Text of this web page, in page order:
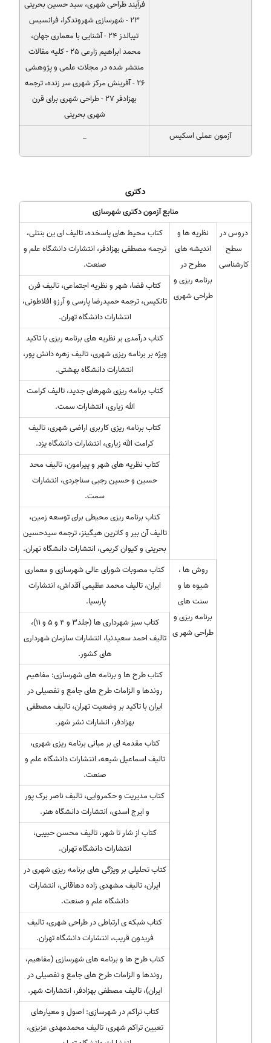
فرآیند طراحی شهری، سید حسین بحرینی
23 - شهرسازی شهروندگرا، فرانسیس
تیبالدز 24 - آشنایی با معماری جهان،
محمد ابراهیم زارعی 25 - كلیه مقالات
منتشر شده در مجلات علمی و پژوهشی
26 - آفرینش مركز شهری سر زنده، ترجمه
بهزادفر 27 - طراحی شهری برای قرن
شهری بحرینی
آزمون عملی اسکیس
_
دکتری
منابع آزمون دکتری شهرسازی
دروس در
سطح
کارشناسی
نظریه ها و
اندیشه های
مطرح در
برنامه ریزی و
طراحی شهری
کتاب محیط های پاسخده، تالیف ای ین بنتلی،
ترجمه مصطفی بهزادفر، انتشارات دانشگاه علم و
صنعت.
کتاب فضا، شهر و نظریه اجتماعی، تالیف فرن
تانکیس، ترجمه حمیدرضا پارسی و آرزو افلاطونی،
انتشارات دانشگاه تهران.
کتاب درآمدی بر نظریه های برنامه ریزی با تاکید
ویژه بر برنامه ریزی شهری، تالیف زهره دانش پور،
انتشارات دانشگاه بهشتی.
کتاب برنامه ریزی شهرهای جدید، تالیف کرامت
الله زیاری، انتشارات سمت.
کتاب برنامه ریزی کاربری اراضی شهری، تالیف
کرامت الله زیاری، انتشارات دانشگاه یزد.
کتاب نظریه های شهر و پیرامون، تالیف محد
حسین و حسین رجبی سناجردی، انتشارات
سمت.
کتاب برنامه ریزی محیطی برای توسعه زمین،
تالیف آن بیر و کاترین هیگینز، ترجمه سیدحسین
بحرینی و کیوان کریمی، انتشارات دانشگاه تهران.
روش ها ،
شیوه ها و
سنت های
برنامه ریزی و
طراحی شهر ی
کتاب مصوبات شورای عالی شهرسازی و معماری
ایران، تالیف محمد عظیمی آقداش، انتشارات
پارسیا.
کتاب سبز شهرداری ها (جلد۳ و ۴ و ۵ و ۱۱)،
تالیف احمد سعیدنیا، انتشارات سازمان شهرداری
های کشور.
کتاب طرح ها و برنامه های شهرسازی: مفاهیم
روندها و الزامات طرح های جامع و تفصیلی در
ایران با تاکید بر وضعیت تهران، تالیف مصطفی
بهزادفر، انشارات نشر شهر.
کتاب مقدمه ای بر مبانی برنامه ریزی شهری،
تالیف اسماعیل شیعه، انتشارات دانشگاه علم و
صنعت.
کتاب مدیریت و حکمروایی، تالیف ناصر برک پور
و ایرج اسدی، انتشارات دانشگاه هنر.
کتاب از شار تا شهر، تالیف محسن حبیبی،
انتشارات دانشگاه تهران.
کتاب تحلیلی بر ویژگی های برنامه ریزی شهری در
ایران، تالیف مشهدی زاده دهاقانی، انتشارات
دانشگاه علم و صنعت.
کتاب شبکه ی ارتباطی در طراحی شهری، تالیف
فریدون قریب، انتشارات دانشگاه تهران.
کتاب طرح ها و برنامه های شهرسازی (مفاهیم،
روندها و الزامات طرح های جامع و تفصیلی در
ایران)، تالیف مصطفی بهزادفر، انتشارات شهر.
کتاب تراکم در شهرسازی: اصول و معیارهای
تعیین تراکم شهری، تالیف محمدمهدی عزیزی،